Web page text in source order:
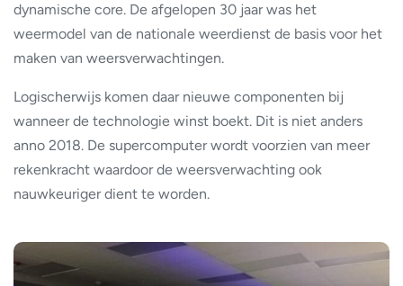
dynamische core. De afgelopen 30 jaar was het
weermodel van de nationale weerdienst de basis voor het
maken van weersverwachtingen.
Logischerwijs komen daar nieuwe componenten bij
wanneer de technologie winst boekt. Dit is niet anders
anno 2018. De supercomputer wordt voorzien van meer
rekenkracht waardoor de weersverwachting ook
nauwkeuriger dient te worden.